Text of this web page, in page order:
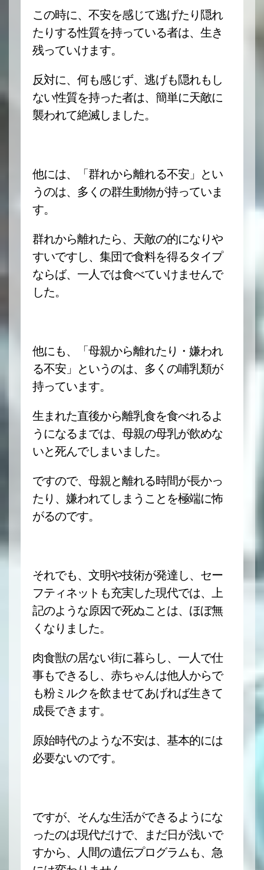
この時に、不安を感じて逃げたり隠れ
たりする性質を持っている者は、生き
残っていけます。
反対に、何も感じず、逃げも隠れもし
ない性質を持った者は、簡単に天敵に
襲われて絶滅しました。
他には、「群れから離れる不安」とい
うのは、多くの群生動物が持っていま
す。
群れから離れたら、天敵の的になりや
すいですし、集団で食料を得るタイプ
ならば、一人では食べていけませんで
した。
他にも、「母親から離れたり・嫌われ
る不安」というのは、多くの哺乳類が
持っています。
生まれた直後から離乳食を食べれるよ
うになるまでは、母親の母乳が飲めな
いと死んでしまいました。
ですので、母親と離れる時間が長かっ
たり、嫌われてしまうことを極端に怖
がるのです。
それでも、文明や技術が発達し、セー
フティネットも充実した現代では、上
記のような原因で死ぬことは、ほぼ無
くなりました。
肉食獣の居ない街に暮らし、一人で仕
事もできるし、赤ちゃんは他人からで
も粉ミルクを飲ませてあげれば生きて
成長できます。
原始時代のような不安は、基本的には
必要ないのです。
ですが、そんな生活ができるようにな
ったのは現代だけで、まだ日が浅いで
すから、人間の遺伝プログラムも、急